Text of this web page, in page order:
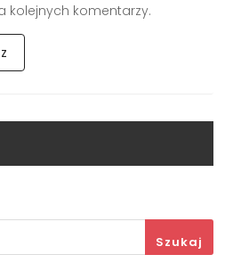
kolejnych komentarzy.
Szukaj